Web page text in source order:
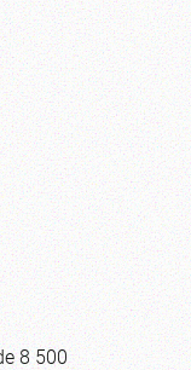
8 500